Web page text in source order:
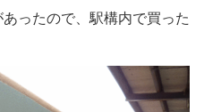
ったので、駅構内で買った